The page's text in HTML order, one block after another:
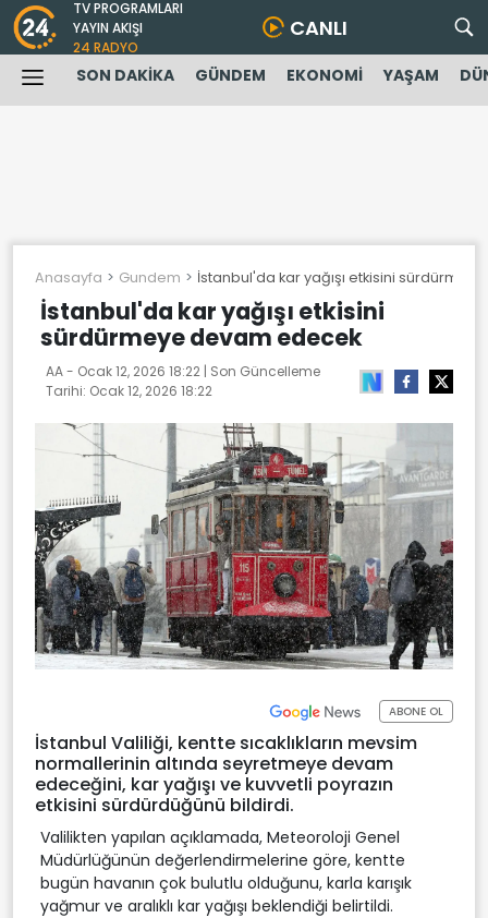
TV PROGRAMLARI
YAYIN AKIŞI
24 RADYO
CANLI
SON DAKİKA GÜNDEM EKONOMİ YAŞAM
Anasayfa Gundem İstanbul'da kar yağışı etkisini
İstanbul'da kar yağışı etkisini
sürdürmeye devam edecek
AA - Ocak 12, 2026 18:22 | Son Güncelleme
Tarihi: Ocak 12, 2026 18:22
ABONE OL
İstanbul Valiliği, kentte sıcaklıkların mevsim
normallerinin altında seyretmeye devam
edeceğini, kar yağışı ve kuvvetli poyrazın
etkisini sürdürdüğünü bildirdi.
Valilikten yapılan açıklamada, Meteoroloji Genel
Müdürlüğünün değerlendirmelerine göre, kentte
bugün havanın çok bulutlu olduğunu, karla karışık
yağmur ve aralıklı kar yağışı beklendiği belirtildi.